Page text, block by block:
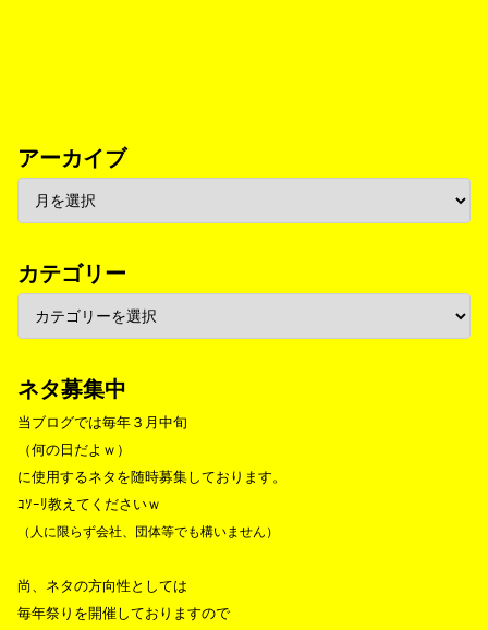
アーカイブ
カテゴリー
ネタ募集中
当ブログでは毎年３月中旬
（何の日だよｗ）
に使用するネタを随時募集しております。
ｺｿｰﾘ教えてくださいｗ
（人に限らず会社、団体等でも構いません）
尚、ネタの方向性としては
毎年祭りを開催しておりますので